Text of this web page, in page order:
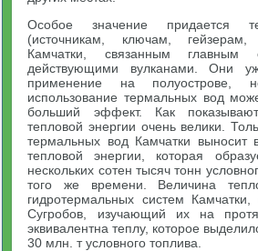
Особое значение придается
(источникам, ключам,
Камчатки, связанным
действующими вулканами. Они
применение на полуострове,
использование термальных вод
больший эффект. Как
тепловой энергии очень велики.
термальных вод Камчатки выносит
тепловой энергии, которая
нескольких сотен тысяч тонн
того же времени. Величина
гидротермальных систем
Сугробов, изучающий их на
эквивалентна теплу, которое
30 млн. т условного топлива.